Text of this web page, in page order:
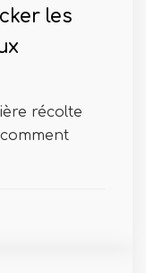
les
récolte